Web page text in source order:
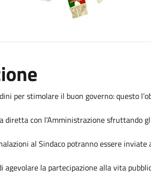
per stimolare il buon governo: questo
diretta con l'Amministrazione sfruttando
al Sindaco potranno essere
agevolare la partecipazione alla vita